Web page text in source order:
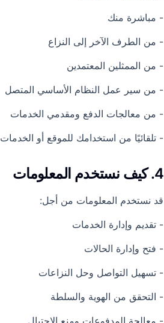
- مباشرة منك
- من الطرف الآخر إلى النزاع
- من الممثلين المعتمدين
- من سير عمل النظام الأساسي المتصل
- من معالجات الدفع ومقدمي الخدمات
- تلقائيًا من استخدامك للموقع أو الخدمات
4. كيف نستخدم المعلومات
قد نستخدم المعلومات من أجل:
- تقديم وإدارة الخدمات
- فتح وإدارة الحالات
- تسهيل التواصل وحل النزاعات
- التحقق من الهوية والسلطة
- معالجة المدفوعات ومنع الاحتيال